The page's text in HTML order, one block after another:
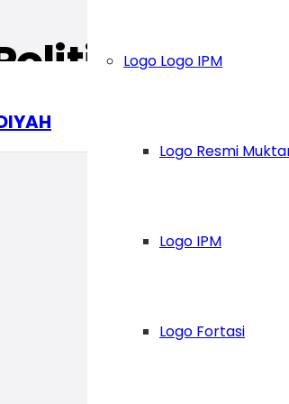
Logo Logo IPM
Logo Resmi
Logo IPM
Logo Fortasi